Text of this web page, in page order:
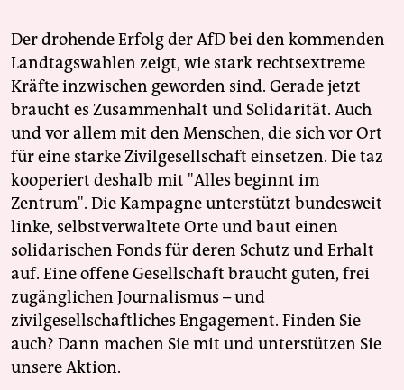
Der drohende Erfolg der AfD bei den kommenden
Landtagswahlen zeigt, wie stark rechtsextreme
Kräfte inzwischen geworden sind. Gerade jetzt
braucht es Zusammenhalt und Solidarität. Auch
und vor allem mit den Menschen, die sich vor Ort
für eine starke Zivilgesellschaft einsetzen. Die taz
kooperiert deshalb mit "Alles beginnt im
Zentrum". Die Kampagne unterstützt bundesweit
linke, selbstverwaltete Orte und baut einen
solidarischen Fonds für deren Schutz und Erhalt
auf. Eine offene Gesellschaft braucht guten, frei
zugänglichen Journalismus – und
zivilgesellschaftliches Engagement. Finden Sie
auch? Dann machen Sie mit und unterstützen Sie
unsere Aktion.